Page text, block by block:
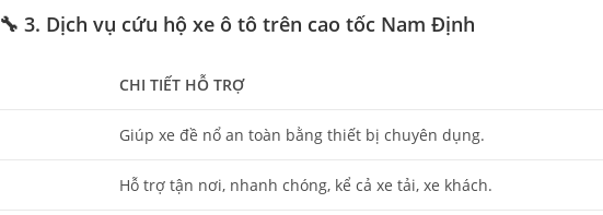
🔧 3. Dịch vụ cứu hộ xe ô tô trên cao tốc Nam Định
CHI TIẾT HỖ TRỢ
Giúp xe đề nổ an toàn bằng thiết bị chuyên dụng.
Hỗ trợ tận nơi, nhanh chóng, kể cả xe tải, xe khách.